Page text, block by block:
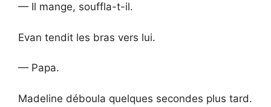
— Il mange, souffla-t-il.
Evan tendit les bras vers lui.
— Papa.
Madeline déboula quelques secondes plus tard.